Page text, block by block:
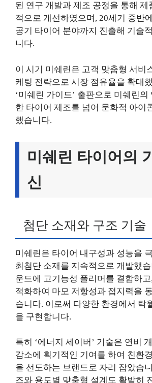
된 연구 개발과 제조 공정을 통해 제
적으로 개선하였으며, 20세기 중반
공기 타이어 분야까지 진출해 기술
니다.
이 시기 미쉐린은 고객 맞춤형 서비
케팅 전략으로 시장 점유율을 확대
‘미쉐린 가이드’ 출판으로 미쉐린의
한 타이어 제조를 넘어 문화적 아이
했습니다.
미쉐린 타이어의
신
첨단 소재와 구조 기술
미쉐린은 타이어 내구성과 성능을
최첨단 소재를 지속적으로 개발했
운드에 고기능성 폴리머를 결합하
적화하여 마모 저항성과 접지력을
습니다. 이로써 다양한 환경에서 탁
을 구현합니다.
특히 ‘에너지 세이버’ 기술은 연비
감소에 획기적인 기여를 하여 친환
을 선도하는 브랜드로 자리 잡았습
즈와 용도별 맞춤형 설계도 활발히